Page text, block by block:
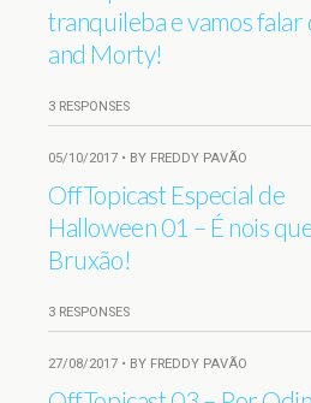
tranquileba e vamos falar
and Morty!
3 RESPONSES
05/10/2017 • BY FREDDY PAVÃO
OffTopicast Especial de
Halloween 01 – É nois
Bruxão!
3 RESPONSES
27/08/2017 • BY FREDDY PAVÃO